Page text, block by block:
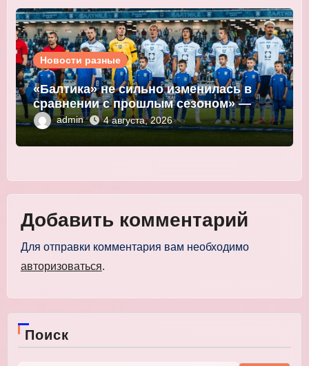
Новости разные
«Балтика» не сильно изменилась в
сравнении с прошлым сезоном» —
Морadmin 4 августа, 2026
Добавить комментарий
Для отправки комментария вам необходимо
авторизоваться.
Поиск